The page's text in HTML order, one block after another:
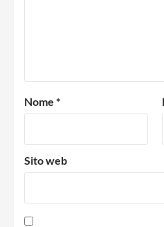
Nome *
Sito web